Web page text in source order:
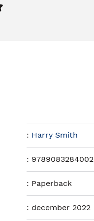
: Harry Smith
: 9789083284002
: Paperback
: december 2022